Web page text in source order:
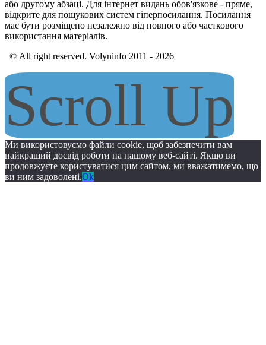
або другому абзаці. Для інтернет видань обов'язкове - пряме,
відкрите для пошукових систем гіперпосилання. Посилання
має бути розміщено незалежно від повного або часткового
використання матеріалів.
© All right reserved. Volyninfo 2011 - 2026
Scroll Up
Ми використовуємо файли cookie, щоб забезпечити вам
найкращий досвід роботи на нашому веб-сайті. Якщо ви
продовжуєте користуватися цим сайтом, ми вважатимемо, що
ви ним задоволені.Ok